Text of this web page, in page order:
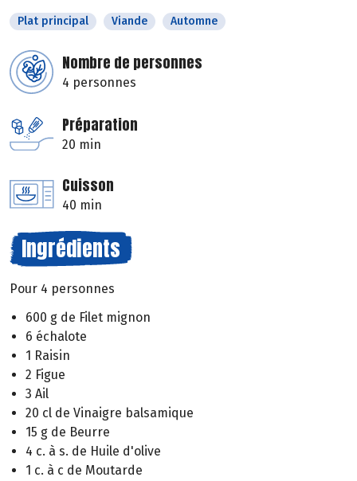
Plat principal Viande Automne
Nombre de personnes
4 personnes
Préparation
20 min
Cuisson
40 min
Ingrédients
Pour 4 personnes
600 g de Filet mignon
6 échalote
1 Raisin
2 Figue
3 Ail
20 cl de Vinaigre balsamique
15 g de Beurre
4 c. à s. de Huile d'olive
1 c. à c de Moutarde